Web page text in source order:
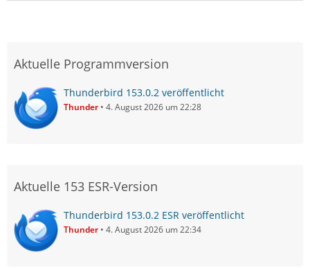
Aktuelle Programmversion
Thunderbird 153.0.2 veröffentlicht
Thunder 4. August 2026 um 22:28
Aktuelle 153 ESR-Version
Thunderbird 153.0.2 ESR veröffentlicht
Thunder 4. August 2026 um 22:34